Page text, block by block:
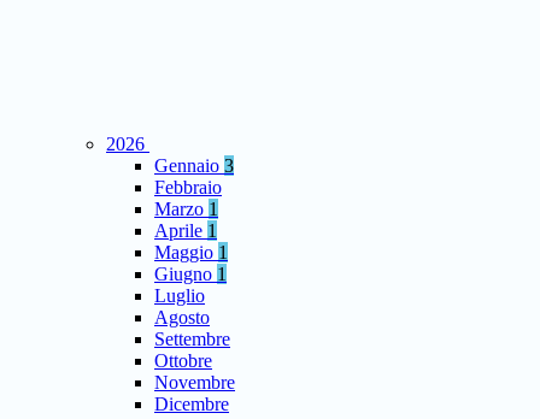
2026
Gennaio 3
Febbraio
Marzo 1
Aprile 1
Maggio 1
Giugno 1
Luglio
Agosto
Settembre
Ottobre
Novembre
Dicembre